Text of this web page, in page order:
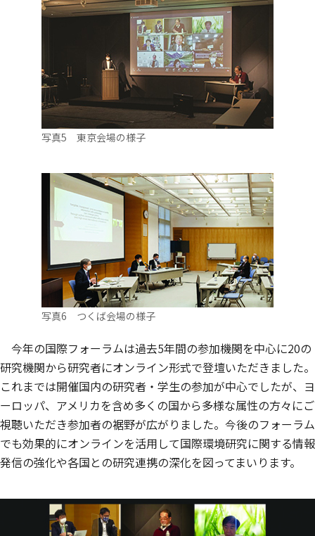
写真5 東京会場の様子
写真6 つくば会場の様子
今年の国際フォーラムは過去5年間の参加機関を中心に20の
研究機関から研究者にオンライン形式で登壇いただきました。
これまでは開催国内の研究者・学生の参加が中心でしたが、ヨ
ーロッパ、アメリカを含め多くの国から多様な属性の方々にご
視聴いただき参加者の裾野が広がりました。今後のフォーラム
でも効果的にオンラインを活用して国際環境研究に関する情報
発信の強化や各国との研究連携の深化を図ってまいります。